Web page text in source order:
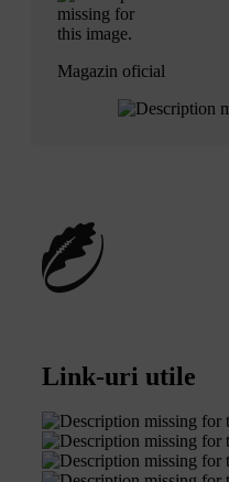
Magazin oficial
Link-uri utile